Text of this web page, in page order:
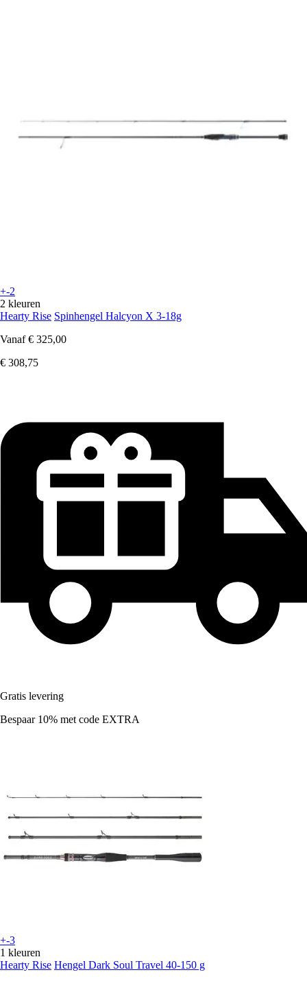
+-2
2 kleuren
Hearty Rise Spinhengel Halcyon X 3-18g
Vanaf € 325,00
€ 308,75
Gratis levering
Bespaar 10% met code EXTRA
+-3
1 kleuren
Hearty Rise Hengel Dark Soul Travel 40-150 g